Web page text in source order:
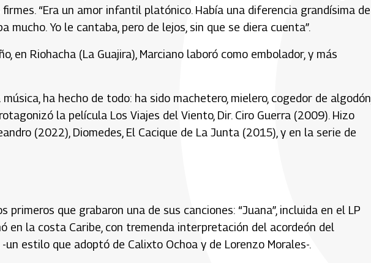
“Era un amor infantil platónico. Había una diferencia grandísima de
mucho. Yo le cantaba, pero de lejos, sin que se diera cuenta”.
en Riohacha (La Guajira), Marciano laboró como embolador, y más
ha hecho de todo: ha sido machetero, mielero, cogedor de algodón,
la película Los Viajes del Viento, Dir. Ciro Guerra (2009). Hizo
(2022), Diomedes, El Cacique de La Junta (2015), y en la serie de
que grabaron una de sus canciones: “Juana”, incluida en el LP
en la costa Caribe, con tremenda interpretación del acordeón del
estilo que adoptó de Calixto Ochoa y de Lorenzo Morales-.